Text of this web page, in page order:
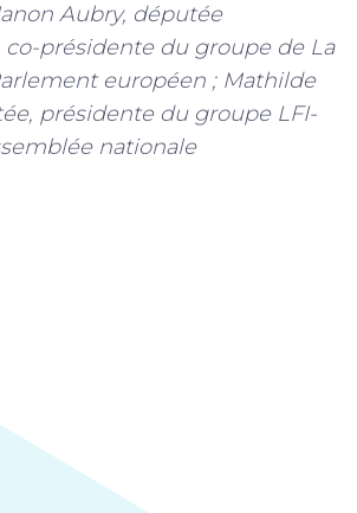
Aubry, députée
co-présidente du groupe de La
européen ; Mathilde
présidente du groupe LFI-
nationale